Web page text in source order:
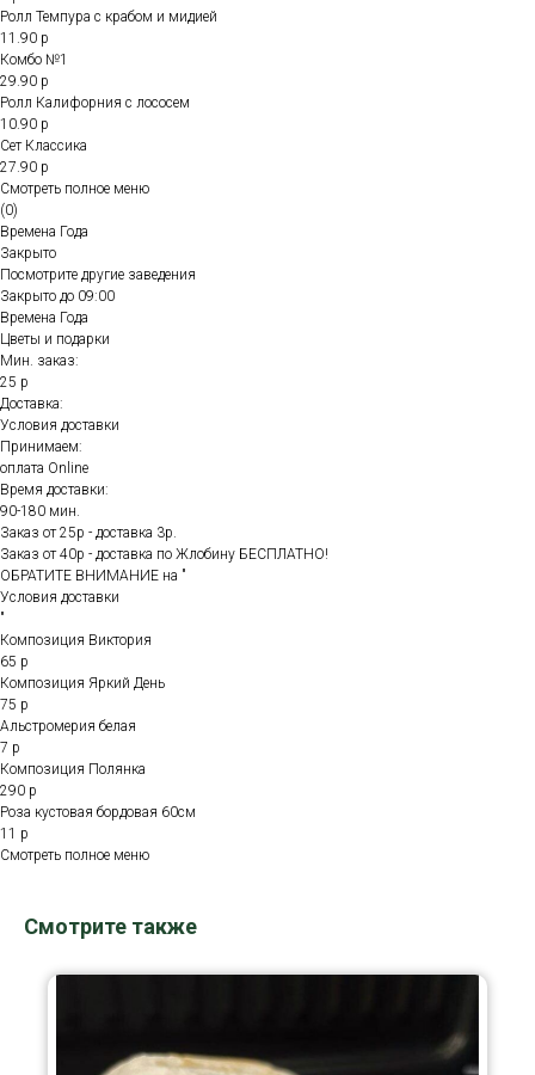
Ролл Темпура с крабом и мидией
11.90 р
Комбо №1
29.90 р
Ролл Калифорния с лососем
10.90 р
Сет Классика
27.90 р
Смотреть полное меню
(0)
Времена Года
Закрыто
Посмотрите другие заведения
Закрыто до 09:00
Времена Года
Цветы и подарки
Мин. заказ:
25 р
Доставка:
Условия доставки
Принимаем:
оплата Online
Время доставки:
90-180 мин.
Заказ от 25р - доставка 3р.
Заказ от 40р - доставка по Жлобину БЕСПЛАТНО!
ОБРАТИТЕ ВНИМАНИЕ на "
Условия доставки
"
Композиция Виктория
65 р
Композиция Яркий День
75 р
Альстромерия белая
7 р
Композиция Полянка
290 р
Роза кустовая бордовая 60см
11 р
Смотреть полное меню
Смотрите также